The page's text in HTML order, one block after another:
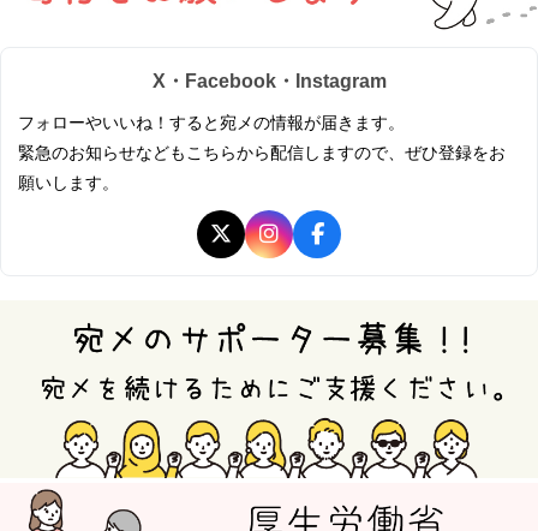
X・Facebook・Instagram
フォローやいいね！すると宛メの情報が届きます。
緊急のお知らせなどもこちらから配信しますので、ぜひ登録をお
願いします。